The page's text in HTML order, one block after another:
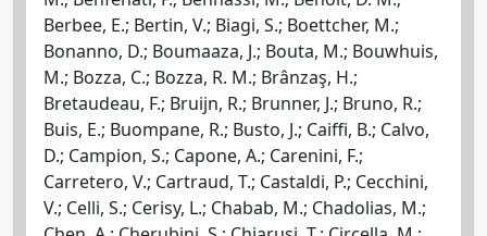
Berbee, E.; Bertin, V.; Biagi, S.; Boettcher, M.;
Bonanno, D.; Boumaaza, J.; Bouta, M.; Bouwhuis,
M.; Bozza, C.; Bozza, R. M.; Brânzaş, H.;
Bretaudeau, F.; Bruijn, R.; Brunner, J.; Bruno, R.;
Buis, E.; Buompane, R.; Busto, J.; Caiffi, B.; Calvo,
D.; Campion, S.; Capone, A.; Carenini, F.;
Carretero, V.; Cartraud, T.; Castaldi, P.; Cecchini,
V.; Celli, S.; Cerisy, L.; Chabab, M.; Chadolias, M.;